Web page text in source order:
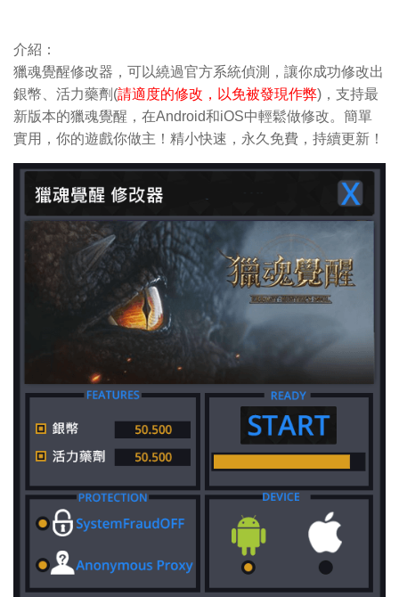
介紹：
獵魂覺醒修改器，可以繞過官方系統偵測，讓你成功修改出
銀幣、活力藥劑(請適度的修改，以免被發現作弊)，支持最
新版本的獵魂覺醒，在Android和iOS中輕鬆做修改。簡單
實用，你的遊戲你做主！精小快速，永久免費，持續更新！